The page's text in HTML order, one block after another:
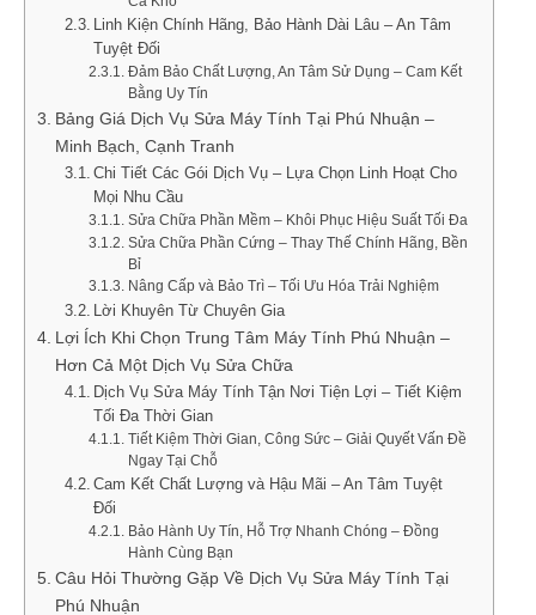
Linh Kiện Chính Hãng, Bảo Hành Dài Lâu – An Tâm
Tuyệt Đối
Đảm Bảo Chất Lượng, An Tâm Sử Dụng – Cam Kết
Bằng Uy Tín
Bảng Giá Dịch Vụ Sửa Máy Tính Tại Phú Nhuận –
Minh Bạch, Cạnh Tranh
Chi Tiết Các Gói Dịch Vụ – Lựa Chọn Linh Hoạt Cho
Mọi Nhu Cầu
Sửa Chữa Phần Mềm – Khôi Phục Hiệu Suất Tối Đa
Sửa Chữa Phần Cứng – Thay Thế Chính Hãng, Bền
Bỉ
Nâng Cấp và Bảo Trì – Tối Ưu Hóa Trải Nghiệm
Lời Khuyên Từ Chuyên Gia
Lợi Ích Khi Chọn Trung Tâm Máy Tính Phú Nhuận –
Hơn Cả Một Dịch Vụ Sửa Chữa
Dịch Vụ Sửa Máy Tính Tận Nơi Tiện Lợi – Tiết Kiệm
Tối Đa Thời Gian
Tiết Kiệm Thời Gian, Công Sức – Giải Quyết Vấn Đề
Ngay Tại Chỗ
Cam Kết Chất Lượng và Hậu Mãi – An Tâm Tuyệt
Đối
Bảo Hành Uy Tín, Hỗ Trợ Nhanh Chóng – Đồng
Hành Cùng Bạn
Câu Hỏi Thường Gặp Về Dịch Vụ Sửa Máy Tính Tại
Phú Nhuận